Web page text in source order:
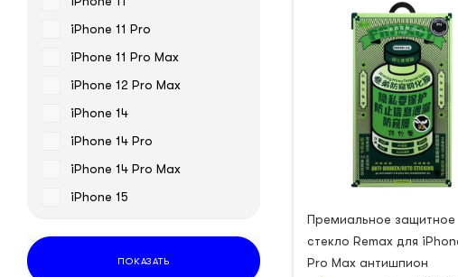
Премиальное защитное
стекло Remax для
Pro Max антишпион
iPhone 11 Pro
iPhone 11 Pro Max
iPhone 12 Pro Max
iPhone 14
iPhone 14 Pro
iPhone 14 Pro Max
iPhone 15
ПОКАЗАТЬ